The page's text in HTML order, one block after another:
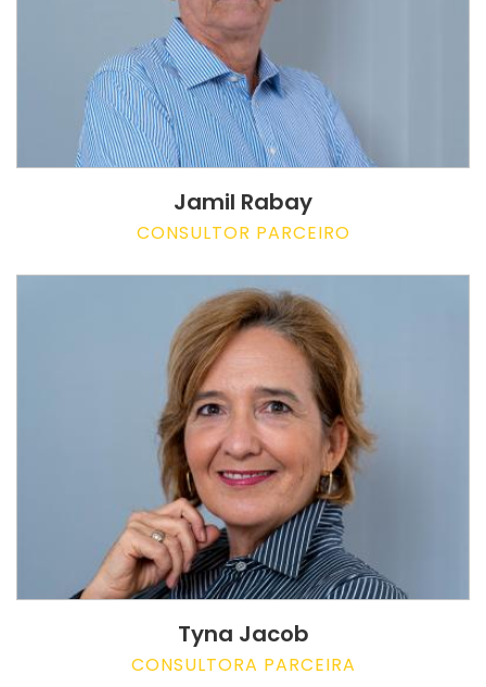
Jamil Rabay
CONSULTOR PARCEIRO
Tyna Jacob
CONSULTORA PARCEIRA